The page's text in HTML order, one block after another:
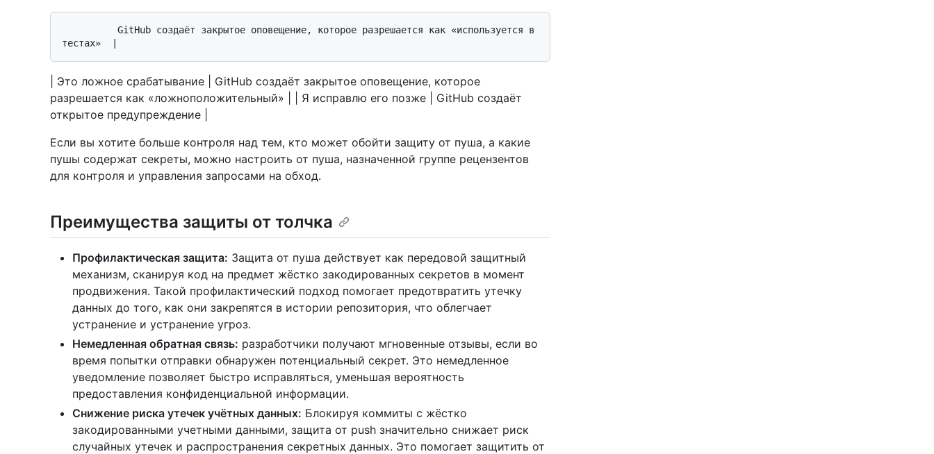
| Это ложное срабатывание | GitHub создаёт закрытое оповещение, которое
разрешается как «ложноположительный» | | Я исправлю его позже | GitHub создаёт
открытое предупреждение |
Если вы хотите больше контроля над тем, кто может обойти защиту от пуша, а какие
пушы содержат секреты, можно настроить от пуша, назначенной группе рецензентов
для контроля и управления запросами на обход.
Преимущества защиты от толчка
Профилактическая защита: Защита от пуша действует как передовой защитный
механизм, сканируя код на предмет жёстко закодированных секретов в момент
продвижения. Такой профилактический подход помогает предотвратить утечку
данных до того, как они закрепятся в истории репозитория, что облегчает
устранение и устранение угроз.
Немедленная обратная связь: разработчики получают мгновенные отзывы, если во
время попытки отправки обнаружен потенциальный секрет. Это немедленное
уведомление позволяет быстро исправляться, уменьшая вероятность
предоставления конфиденциальной информации.
Снижение риска утечек учётных данных: Блокируя коммиты с жёстко
закодированными учетными данными, защита от push значительно снижает риск
случайных утечек и распространения секретных данных. Это помогает защитить от